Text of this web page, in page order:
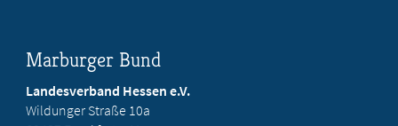
Marburger Bund
Landesverband Hessen e.V.
Wildunger Straße 10a